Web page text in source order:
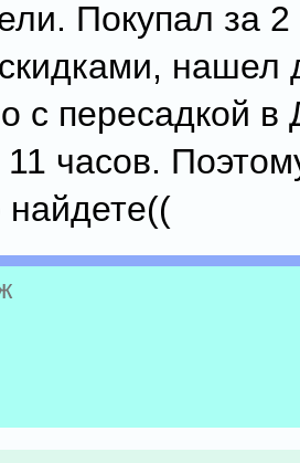
Покупал за
нашел
с пересадкой в
часов.
найдете((